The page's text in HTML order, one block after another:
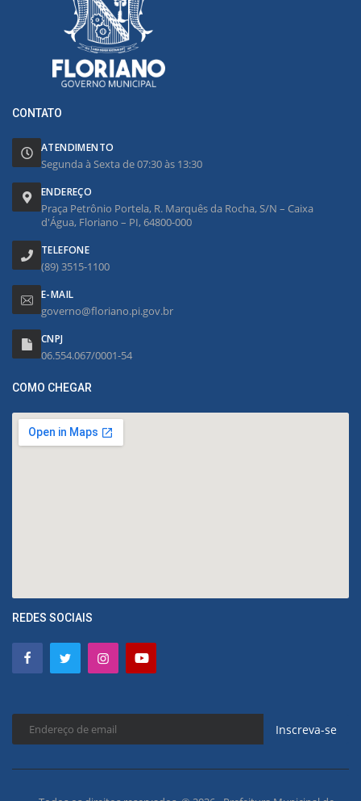
CONTATO
ATENDIMENTO
Segunda à Sexta de 07:30 às 13:30
ENDEREÇO
Praça Petrônio Portela, R. Marquês da Rocha, S/N – Caixa
d'Água, Floriano – PI, 64800-000
TELEFONE
(89) 3515-1100
E-MAIL
governo@floriano.pi.gov.br
CNPJ
06.554.067/0001-54
COMO CHEGAR
REDES SOCIAIS
Inscreva-se